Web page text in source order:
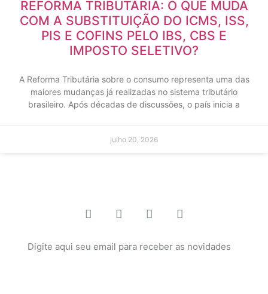
REFORMA TRIBUTÁRIA: O QUE MUDA
COM A SUBSTITUIÇÃO DO ICMS, ISS,
PIS E COFINS PELO IBS, CBS E
IMPOSTO SELETIVO?
A Reforma Tributária sobre o consumo representa uma das
maiores mudanças já realizadas no sistema tributário
brasileiro. Após décadas de discussões, o país inicia a
julho 20, 2026